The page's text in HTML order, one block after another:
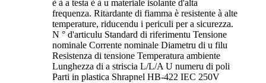
è à a testa è à u materiale isolante d'alta
frequenza. Ritardante di fiamma è resistente à alte
temperature, riducendu i periculi per a sicurezza.
N ° d'articulu Standard di riferimentu Tensione
nominale Corrente nominale Diametru di u filu
Resistenza di tensione Temperatura ambiente
Lunghezza di a striscia L/L/A U numeru di poli
Parti in plastica Shrapnel HB-422 IEC 250V